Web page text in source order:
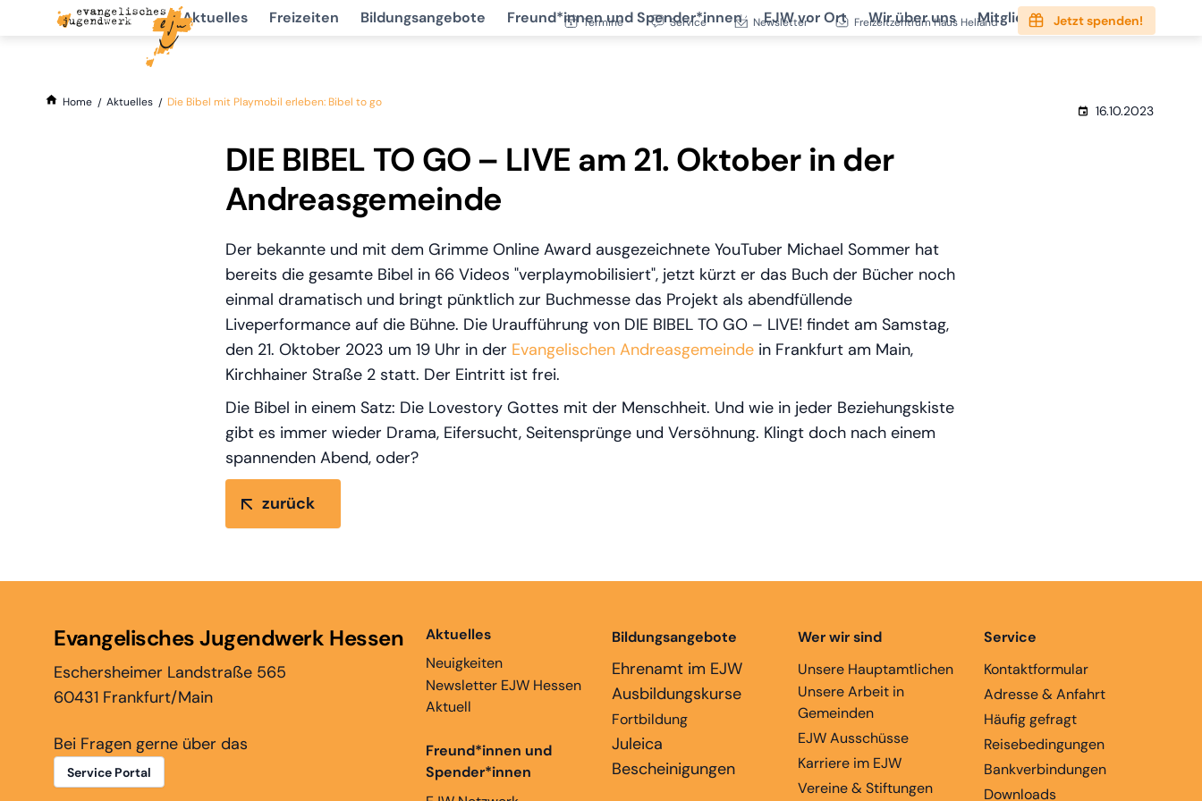
Termine Service Newsletter Freizeitzentrum Haus Heliand Jetzt spenden!
Aktuelles Freizeiten Bildungsangebote Freund*innen und Spender*innen EJW vor Ort Wir über uns Mitgliedschaft Service
Home Aktuelles Die Bibel mit Playmobil erleben: Bibel to go
16.10.2023
DIE BIBEL TO GO – LIVE am 21. Oktober in der
Andreasgemeinde
Der bekannte und mit dem Grimme Online Award ausgezeichnete YouTuber Michael Sommer hat
bereits die gesamte Bibel in 66 Videos "verplaymobilisiert", jetzt kürzt er das Buch der Bücher noch
einmal dramatisch und bringt pünktlich zur Buchmesse das Projekt als abendfüllende
Liveperformance auf die Bühne. Die Uraufführung von DIE BIBEL TO GO – LIVE! findet am Samstag,
den 21. Oktober 2023 um 19 Uhr in der Evangelischen Andreasgemeinde in Frankfurt am Main,
Kirchhainer Straße 2 statt. Der Eintritt ist frei.
Die Bibel in einem Satz: Die Lovestory Gottes mit der Menschheit. Und wie in jeder Beziehungskiste
gibt es immer wieder Drama, Eifersucht, Seitensprünge und Versöhnung. Klingt doch nach einem
spannenden Abend, oder?
zurück
Evangelisches Jugendwerk Hessen
Eschersheimer Landstraße 565
60431 Frankfurt/Main
Bei Fragen gerne über das
Service Portal
Aktuelles
Neuigkeiten
Newsletter EJW Hessen
Aktuell
Freund*innen und
Spender*innen
Bildungsangebote
Ehrenamt im EJW
Ausbildungskurse
Fortbildung
Juleica
Bescheinigungen
Wer wir sind
Unsere Hauptamtlichen
Unsere Arbeit in
Gemeinden
EJW Ausschüsse
Karriere im EJW
Vereine & Stiftungen
Service
Kontaktformular
Adresse & Anfahrt
Häufig gefragt
Reisebedingungen
Bankverbindungen
Downloads